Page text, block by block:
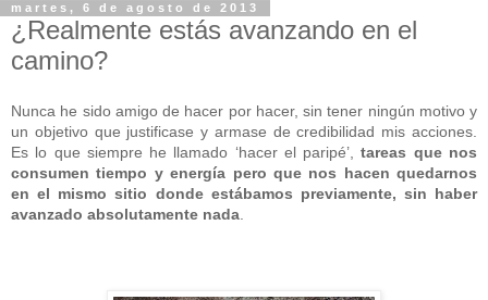
martes, 6 de agosto de 2013
¿Realmente estás avanzando en el
camino?
Nunca he sido amigo de hacer por hacer, sin tener ningún motivo y
un objetivo que justificase y armase de credibilidad mis acciones.
Es lo que siempre he llamado ‘hacer el paripé’,tareas que nos
consumen tiempo y energía pero que nos hacen quedarnos
en el mismo sitio donde estábamos previamente, sin haber
avanzado absolutamente nada.